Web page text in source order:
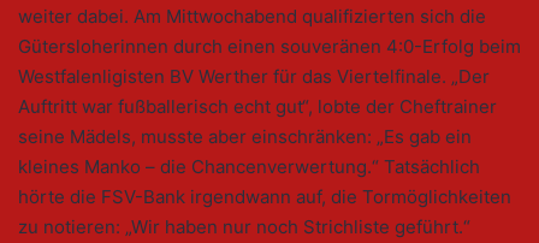
weiter dabei. Am Mittwochabend qualifizierten sich die
Gütersloherinnen durch einen souveränen 4:0-Erfolg beim
Westfalenligisten BV Werther für das Viertelfinale. „Der
Auftritt war fußballerisch echt gut“, lobte der Cheftrainer
seine Mädels, musste aber einschränken: „Es gab ein
kleines Manko – die Chancenverwertung.“ Tatsächlich
hörte die FSV-Bank irgendwann auf, die Tormöglichkeiten
zu notieren: „Wir haben nur noch Strichliste geführt.“